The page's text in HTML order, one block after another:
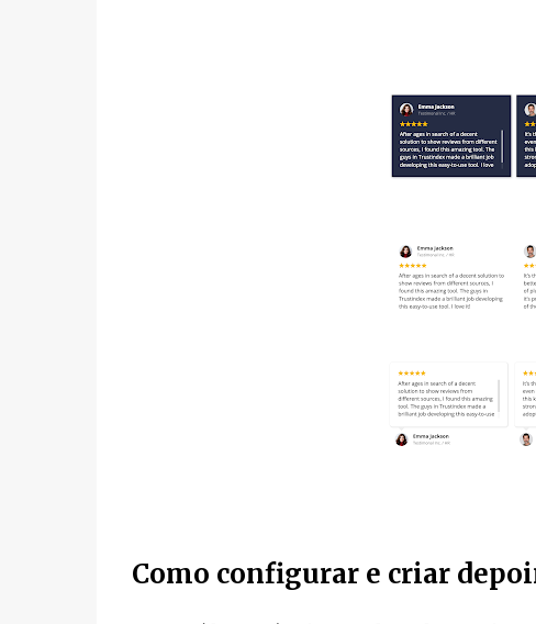
Como configurar e criar